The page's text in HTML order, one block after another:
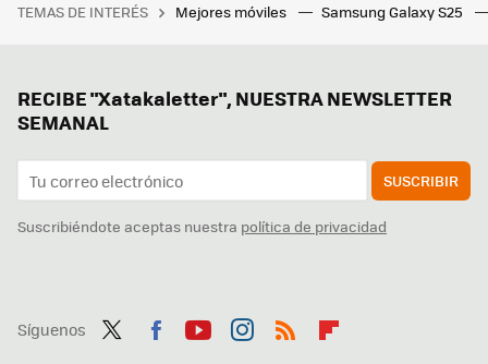
TEMAS DE INTERÉS Mejores móviles Samsung Galaxy S25
RECIBE "Xatakaletter", NUESTRA NEWSLETTER
SEMANAL
SUSCRIBIR
Suscribiéndote aceptas nuestra política de privacidad
Síguenos